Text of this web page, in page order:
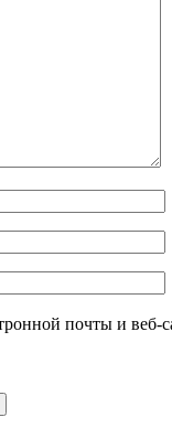
почты и веб-